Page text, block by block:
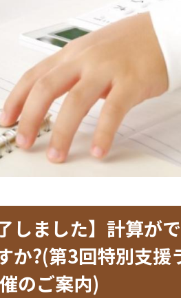
了しました】計算が
か?(第3回特別支
のご案内)